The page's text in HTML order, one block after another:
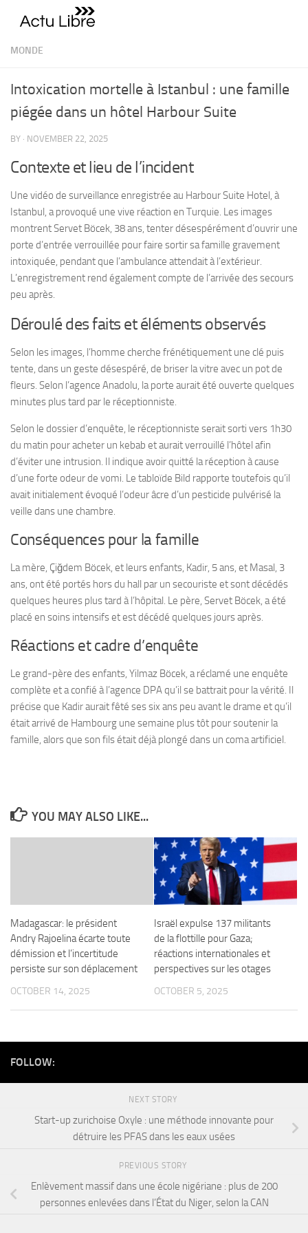
Skip to content
MONDE
Intoxication mortelle à Istanbul : une famille
piégée dans un hôtel Harbour Suite
BY · NOVEMBER 22, 2025
Contexte et lieu de l’incident
Une vidéo de surveillance enregistrée au Harbour Suite Hotel, à
Istanbul, a provoqué une vive réaction en Turquie. Les images
montrent Servet Böcek, 38 ans, tenter désespérément d’ouvrir une
porte d’entrée verrouillée pour faire sortir sa famille gravement
intoxiquée, pendant que l’ambulance attendait à l’extérieur.
L’enregistrement rend également compte de l’arrivée des secours
peu après.
Déroulé des faits et éléments observés
Selon les images, l’homme cherche frénétiquement une clé puis
tente, dans un geste désespéré, de briser la vitre avec un pot de
fleurs. Selon l’agence Anadolu, la porte aurait été ouverte quelques
minutes plus tard par le réceptionniste.
Selon le dossier d’enquête, le réceptionniste serait sorti vers 1h30
du matin pour acheter un kebab et aurait verrouillé l’hôtel afin
d’éviter une intrusion. Il indique avoir quitté la réception à cause
d’une forte odeur de vomi. Le tabloïde Bild rapporte toutefois qu’il
avait initialement évoqué l’odeur âcre d’un pesticide pulvérisé la
veille dans une chambre.
Conséquences pour la famille
La mère, Çiğdem Böcek, et leurs enfants, Kadir, 5 ans, et Masal, 3
ans, ont été portés hors du hall par un secouriste et sont décédés
quelques heures plus tard à l’hôpital. Le père, Servet Böcek, a été
placé en soins intensifs et est décédé quelques jours après.
Réactions et cadre d’enquête
Le grand-père des enfants, Yilmaz Böcek, a réclamé une enquête
complète et a confié à l’agence DPA qu’il se battrait pour la vérité. Il
précise que Kadir aurait fêté ses six ans peu avant le drame et qu’il
était arrivé de Hambourg une semaine plus tôt pour soutenir la
famille, alors que son fils était déjà plongé dans un coma artificiel.
YOU MAY ALSO LIKE...
Madagascar: le président
Andry Rajoelina écarte toute
démission et l’incertitude
persiste sur son déplacement
OCTOBER 14, 2025
Israël expulse 137 militants
de la flottille pour Gaza;
réactions internationales et
perspectives sur les otages
OCTOBER 5, 2025
FOLLOW:
NEXT STORY
Start-up zurichoise Oxyle : une méthode innovante pour
détruire les PFAS dans les eaux usées
PREVIOUS STORY
Enlèvement massif dans une école nigériane : plus de 200
personnes enlevées dans l’État du Niger, selon la CAN